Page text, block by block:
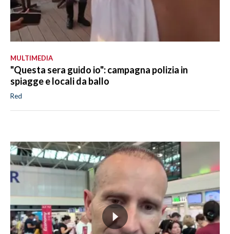
MULTIMEDIA
"Questa sera guido io": campagna polizia in
spiagge e locali da ballo
Red